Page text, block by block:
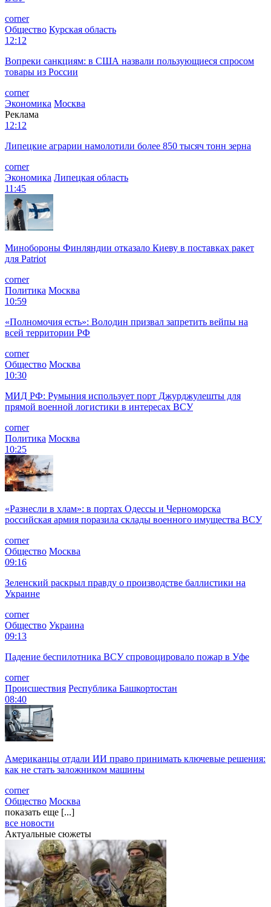
corner
Общество Курская область
12:12
Вопреки санкциям: в США назвали пользующиеся спросом
товары из России
corner
Экономика Москва
Реклама
12:12
Липецкие аграрии намолотили более 850 тысяч тонн зерна
corner
Экономика Липецкая область
11:45
Минобороны Финляндии отказало Киеву в поставках ракет
для Patriot
corner
Политика Москва
10:59
«Полномочия есть»: Володин призвал запретить вейпы на
всей территории РФ
corner
Общество Москва
10:30
МИД РФ: Румыния использует порт Джурджулешты для
прямой военной логистики в интересах ВСУ
corner
Политика Москва
10:25
«Разнесли в хлам»: в портах Одессы и Черноморска
российская армия поразила склады военного имущества ВСУ
corner
Общество Москва
09:16
Зеленский раскрыл правду о производстве баллистики на
Украине
corner
Общество Украина
09:13
Падение беспилотника ВСУ спровоцировало пожар в Уфе
corner
Происшествия Республика Башкортостан
08:40
Американцы отдали ИИ право принимать ключевые решения:
как не стать заложником машины
corner
Общество Москва
показать еще [...]
все новости
Актуальные сюжеты